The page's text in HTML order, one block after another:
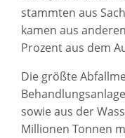
stammten aus
kamen aus
Prozent aus dem
Die größte
sowie aus der
Millionen Tonnen